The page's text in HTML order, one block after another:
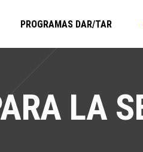
PROGRAMAS DAR/TAR
LA